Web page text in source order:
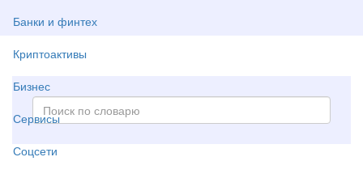
Банки и финтех
Криптоактивы
Бизнес
Сервисы
Соцсети